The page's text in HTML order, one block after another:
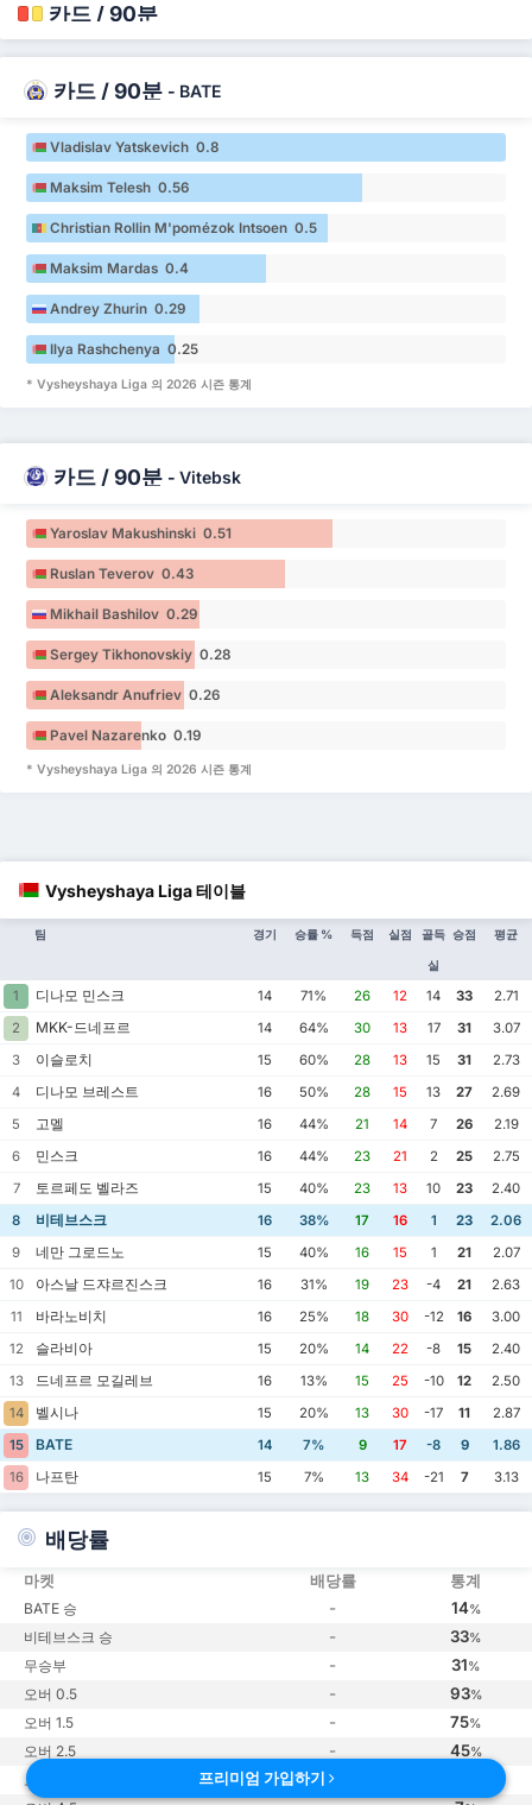
카드 / 90분
카드 / 90분 - BATE
Vladislav Yatskevich 0.8
Maksim Telesh 0.56
Christian Rollin M'pomézok Intsoen 0.5
Maksim Mardas 0.4
Andrey Zhurin 0.29
Ilya Rashchenya 0.25
* Vysheyshaya Liga 의 2026 시즌 통계
카드 / 90분 - Vitebsk
Yaroslav Makushinski 0.51
Ruslan Teverov 0.43
Mikhail Bashilov 0.29
Sergey Tikhonovskiy 0.28
Aleksandr Anufriev 0.26
Pavel Nazarenko 0.19
* Vysheyshaya Liga 의 2026 시즌 통계
Vysheyshaya Liga 테이블
팀 경기 승률 % 득점 실점 골득
실
승점 평균
1 디나모 민스크 14 71% 26 12 14 33
2.71
2
MKK-드네프르 14 64% 30 13 17 31
3.07
3
이슬로치 15 60% 28 13 15 31
2.73
4
디나모 브레스트 16 50% 28 15 13 27
2.69
5
고멜 16 44% 21 14 7 26
2.19
6
민스크 16 44% 23 21 2 25
2.75
7
토르페도 벨라즈 15 40% 23 13 10 23
2.40
8
비테브스크 16 38% 17 16 1 23
2.06
9
네만 그로드노 15 40% 16 15 1 21
2.07
10
아스날 드쟈르진스크 16 31% 19 23 -4 21
2.63
11
바라노비치 16 25% 18 30 -12 16
3.00
12
슬라비아 15 20% 14 22 -8 15
2.40
13
드네프르 모길레브 16 13% 15 25 -10 12
2.50
14
벨시나 15 20% 13 30 -17 11
2.87
15
BATE 14 7% 9 17 -8 9
1.86
16
나프탄 15 7% 13 34 -21 7 3.13
배당률
마켓 배당률 통계
BATE 승 - 14%
비테브스크 승 - 33%
무승부 - 31%
오버 0.5 - 93%
오버 1.5 - 75%
오버 2.5 - 45%
오버 3.5 -
프리미엄 가입하기